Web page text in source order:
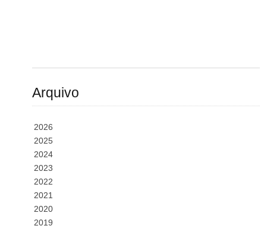
Arquivo
2026
2025
2024
2023
2022
2021
2020
2019